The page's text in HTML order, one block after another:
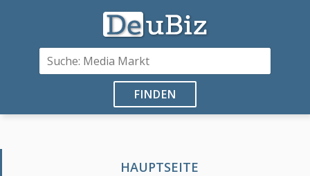
FINDEN
HAUPTSEITE